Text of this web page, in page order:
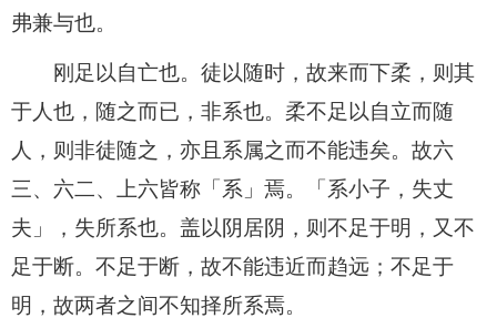
弗兼与也。
刚足以自亡也。徒以随时，故来而下柔，则其
于人也，随之而已，非系也。柔不足以自立而随
人，则非徒随之，亦且系属之而不能违矣。故六
三、六二、上六皆称「系」焉。「系小子，失丈
夫」，失所系也。盖以阴居阴，则不足于明，又不
足于断。不足于断，故不能违近而趋远；不足于
明，故两者之间不知择所系焉。